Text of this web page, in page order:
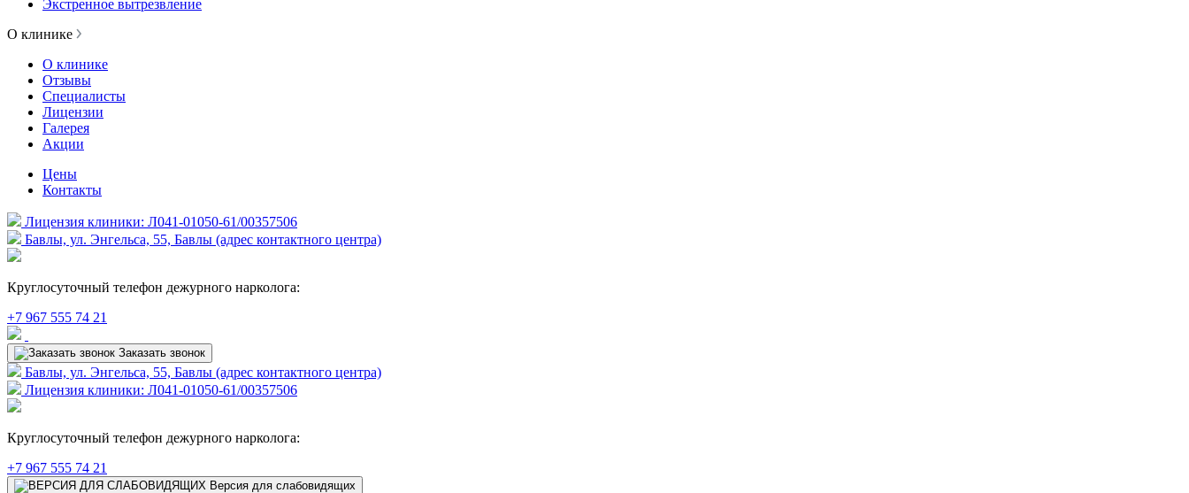
Экстренное вытрезвление
О клинике
О клинике
Отзывы
Специалисты
Лицензии
Галерея
Акции
Цены
Контакты
Лицензия клиники: Л041-01050-61/00357506
Бавлы, ул. Энгельса, 55, Бавлы (адрес контактного центра)
Круглосуточный телефон дежурного нарколога:
+7 967 555 74 21
Заказать звонок
Бавлы, ул. Энгельса, 55, Бавлы (адрес контактного центра)
Лицензия клиники: Л041-01050-61/00357506
Круглосуточный телефон дежурного нарколога:
+7 967 555 74 21
Версия для слабовидящих